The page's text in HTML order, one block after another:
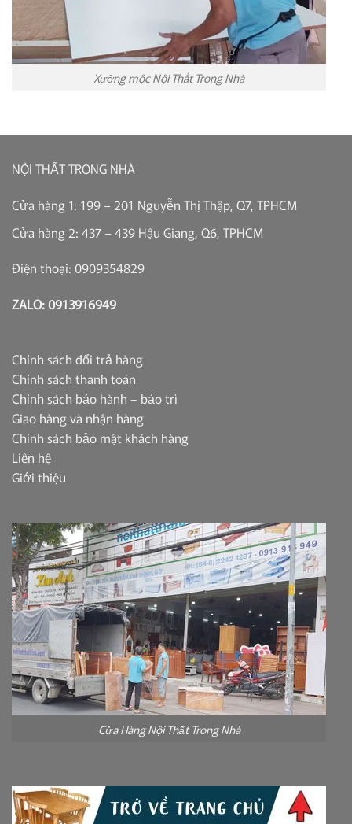
Xưởng mộc Nội Thất Trong Nhà
NỘI THẤT TRONG NHÀ
Cửa hàng 1: 199 – 201 Nguyễn Thị Thập, Q7, TPHCM
Cửa hàng 2: 437 – 439 Hậu Giang, Q6, TPHCM
Điện thoại: 0909354829
ZALO: 0913916949
Chính sách đổi trả hàng
Chính sách thanh toán
Chính sách bảo hành – bảo trì
Giao hàng và nhận hàng
Chính sách bảo mật khách hàng
Liên hệ
Giới thiệu
Cửa Hàng Nội Thất Trong Nhà